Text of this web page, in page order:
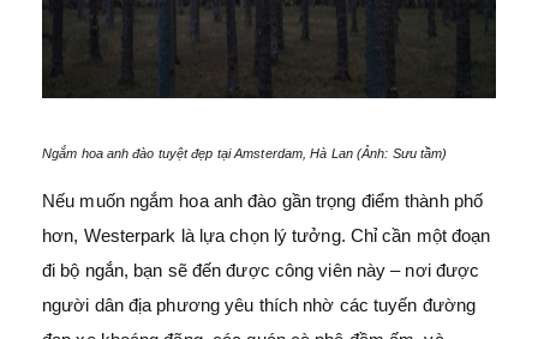
Ngắm hoa anh đào tuyệt đẹp tại Amsterdam, Hà Lan (Ảnh: Sưu tầm)
Nếu muốn ngắm hoa anh đào gần trọng điểm thành phố
hơn, Westerpark là lựa chọn lý tưởng. Chỉ cần một đoạn
đi bộ ngắn, bạn sẽ đến được công viên này – nơi được
người dân địa phương yêu thích nhờ các tuyến đường